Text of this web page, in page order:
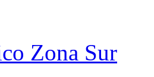
Zona Sur